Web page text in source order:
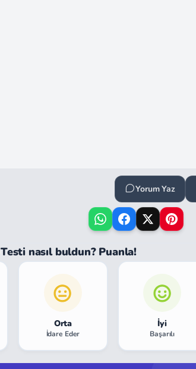
Yorum Yaz
Testi nasıl buldun? Puanla!
Orta
İdare Eder
İyi
Başarılı